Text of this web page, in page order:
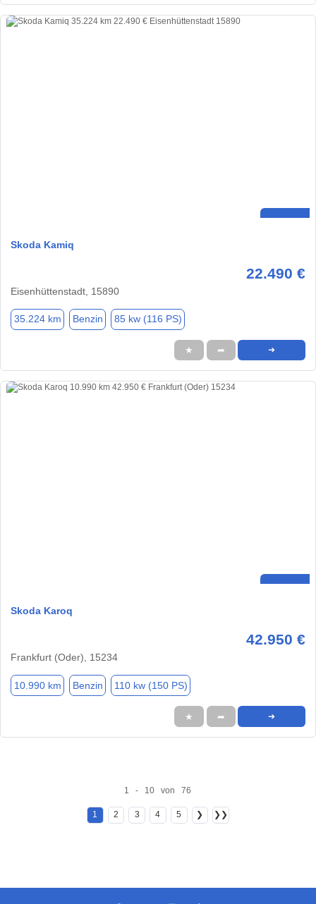
Skoda Kamiq
22.490 €
Eisenhüttenstadt, 15890
35.224 km Benzin 85 kw (116 PS)
★ ➦ ➜
Skoda Karoq
42.950 €
Frankfurt (Oder), 15234
10.990 km Benzin 110 kw (150 PS)
★ ➦ ➜
1 - 10 von 76
1 2 3 4 5 ❯ ❯❯